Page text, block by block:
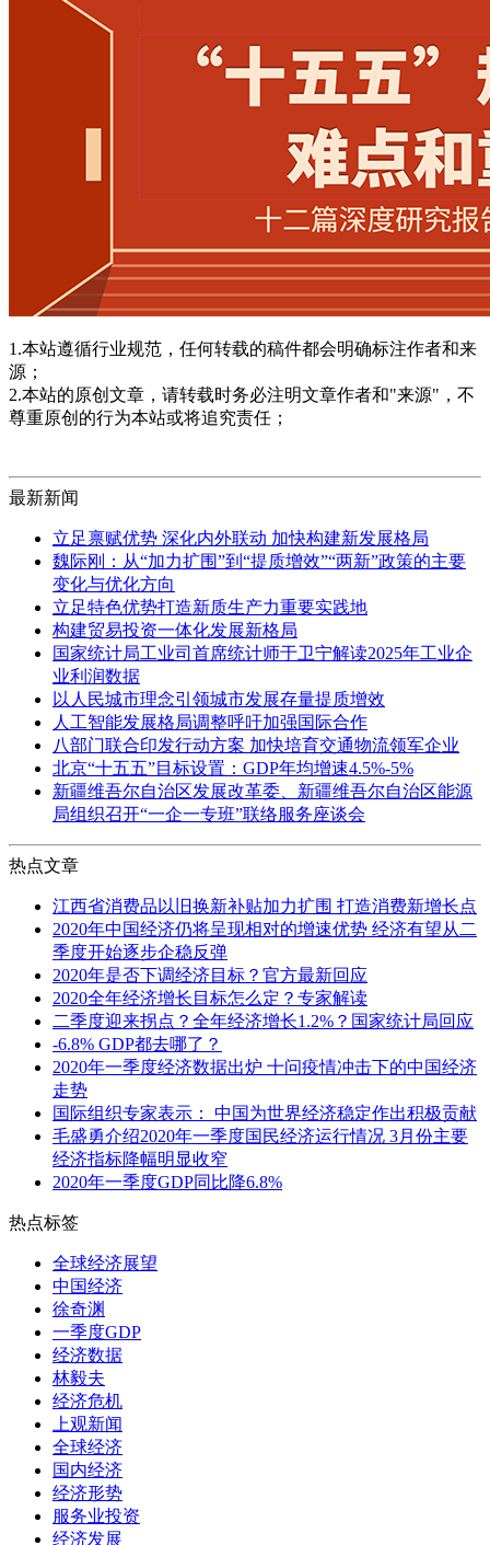
1.本站遵循行业规范，任何转载的稿件都会明确标注作者和来
源；
2.本站的原创文章，请转载时务必注明文章作者和"来源"，不
尊重原创的行为本站或将追究责任；
最新新闻
立足禀赋优势 深化内外联动 加快构建新发展格局
魏际刚：从“加力扩围”到“提质增效”“两新”政策的主要
变化与优化方向
立足特色优势打造新质生产力重要实践地
构建贸易投资一体化发展新格局
国家统计局工业司首席统计师于卫宁解读2025年工业企
业利润数据
以人民城市理念引领城市发展存量提质增效
人工智能发展格局调整呼吁加强国际合作
八部门联合印发行动方案 加快培育交通物流领军企业
北京“十五五”目标设置：GDP年均增速4.5%-5%
新疆维吾尔自治区发展改革委、新疆维吾尔自治区能源
局组织召开“一企一专班”联络服务座谈会
热点文章
江西省消费品以旧换新补贴加力扩围 打造消费新增长点
2020年中国经济仍将呈现相对的增速优势 经济有望从二
季度开始逐步企稳反弹
2020年是否下调经济目标？官方最新回应
2020全年经济增长目标怎么定？专家解读
二季度迎来拐点？全年经济增长1.2%？国家统计局回应
-6.8% GDP都去哪了？
2020年一季度经济数据出炉 十问疫情冲击下的中国经济
走势
国际组织专家表示： 中国为世界经济稳定作出积极贡献
毛盛勇介绍2020年一季度国民经济运行情况 3月份主要
经济指标降幅明显收窄
2020年一季度GDP同比降6.8%
热点标签
全球经济展望
中国经济
徐奇渊
一季度GDP
经济数据
林毅夫
经济危机
上观新闻
全球经济
国内经济
经济形势
服务业投资
经济发展